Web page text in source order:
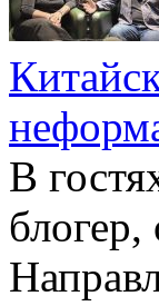
В
блогер,